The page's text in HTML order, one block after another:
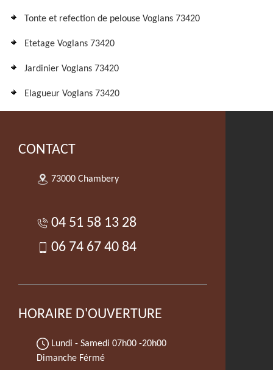
Tonte et refection de pelouse Voglans 73420
Etetage Voglans 73420
Jardinier Voglans 73420
Elagueur Voglans 73420
CONTACT
73000 Chambery
04 51 58 13 28
06 74 67 40 84
HORAIRE D'OUVERTURE
Lundi - Samedi 07h00 -20h00
Dimanche Férmé